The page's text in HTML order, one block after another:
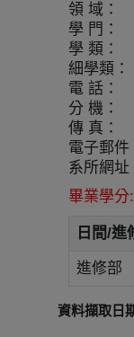
領 域：
學 門：
學 類：
細學類：
電 話：
分 機：
傳 真：
電子郵件
系所網址
畢業學
日間/進
進修部
資料擷取日